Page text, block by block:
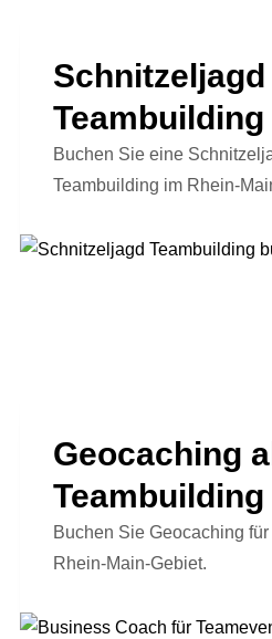
Teambuilding
Buchen Sie eine
Teambuilding im Rhein-
Geocaching
Teambuilding
Buchen Sie Geocaching
Rhein-Main-Gebiet.